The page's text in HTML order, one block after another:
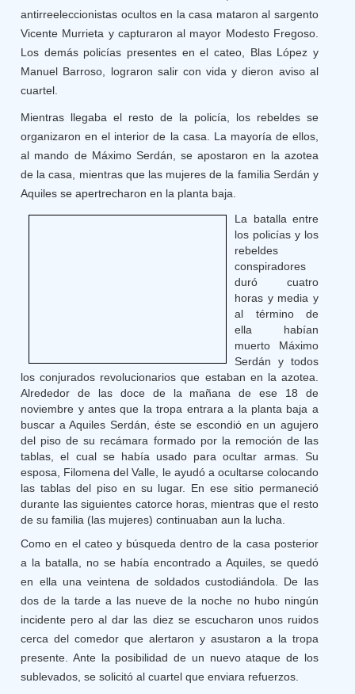
antirreeleccionistas ocultos en la casa mataron al sargento
Vicente Murrieta y capturaron al mayor Modesto Fregoso.
Los demás policías presentes en el cateo, Blas López y
Manuel Barroso, lograron salir con vida y dieron aviso al
cuartel.
Mientras llegaba el resto de la policía, los rebeldes se
organizaron en el interior de la casa. La mayoría de ellos,
al mando de Máximo Serdán, se apostaron en la azotea
de la casa, mientras que las mujeres de la familia Serdán y
Aquiles se apertrecharon en la planta baja.
La batalla entre
los policías y los
rebeldes
conspiradores
duró cuatro
horas y media y
al término de
ella habían
muerto Máximo
Serdán y todos
los conjurados revolucionarios que estaban en la azotea.
Alrededor de las doce de la mañana de ese 18 de
noviembre y antes que la tropa entrara a la planta baja a
buscar a Aquiles Serdán, éste se escondió en un agujero
del piso de su recámara formado por la remoción de las
tablas, el cual se había usado para ocultar armas. Su
esposa, Filomena del Valle, le ayudó a ocultarse colocando
las tablas del piso en su lugar. En ese sitio permaneció
durante las siguientes catorce horas, mientras que el resto
de su familia (las mujeres) continuaban aun la lucha.
Como en el cateo y búsqueda dentro de la casa posterior
a la batalla, no se había encontrado a Aquiles, se quedó
en ella una veintena de soldados custodiándola. De las
dos de la tarde a las nueve de la noche no hubo ningún
incidente pero al dar las diez se escucharon unos ruidos
cerca del comedor que alertaron y asustaron a la tropa
presente. Ante la posibilidad de un nuevo ataque de los
sublevados, se solicitó al cuartel que enviara refuerzos.